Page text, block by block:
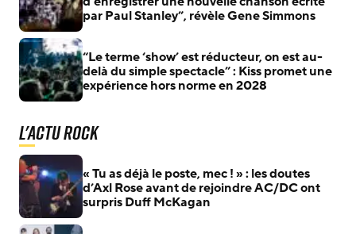
par Paul Stanley”, révèle Gene Simmons
“Le terme ‘show’ est réducteur, on est au-
delà du simple spectacle” : Kiss promet une
expérience hors norme en 2028
L'actu Rock
« Tu as déjà le poste, mec ! » : les doutes
d’Axl Rose avant de rejoindre AC/DC ont
surpris Duff McKagan